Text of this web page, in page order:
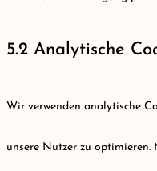
5.2 Analytische
Wir verwenden analytische
unsere Nutzer zu optimieren.